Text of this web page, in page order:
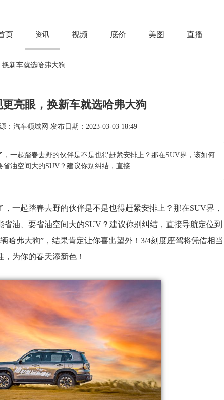
页 资讯 视频 底价 美图 直播
新车就选哈弗大狗
亮眼，换新车就选哈弗大狗
次 来源：汽车领域网 发布日期：2023-03-03 18:49
一起踏春去野的伙伴是不是也得赶紧安排上？那在SUV界，该如何
油空间大的SUV？建议你别纠结，直接
一起踏春去野的伙伴是不是也得赶紧安排上？那在SUV界，
油、要省油空间大的SUV？建议你别纠结，直接导航定位到
哈弗大狗”，结果肯定让你喜出望外！3/4刻度座驾将凭借相当
为你的春天添新色！